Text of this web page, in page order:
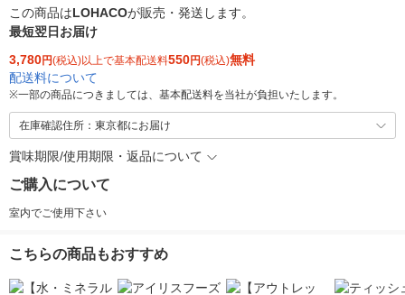
この商品はLOHACOが販売・発送します。
最短翌日お届け
3,780円(税込)以上で基本配送料550円(税込)無料
配送料について
※一部の商品につきましては、基本配送料を当社が負担いたします。
在庫確認住所：東京都にお届け
賞味期限/使用期限・返品について
ご購入について
室内でご使用下さい
こちらの商品もおすすめ